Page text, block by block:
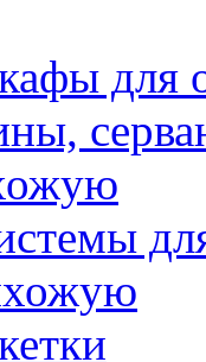
для